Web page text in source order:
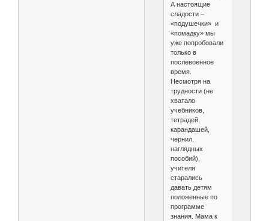
А настоящие
сладости –
«подушечки» и
«помадку» мы
уже попробовали
только в
послевоенное
время.
Несмотря на
трудности (не
хватало
учебников,
тетрадей,
карандашей,
чернил,
наглядных
пособий),
учителя
старались
давать детям
положенные по
программе
знания. Мама к